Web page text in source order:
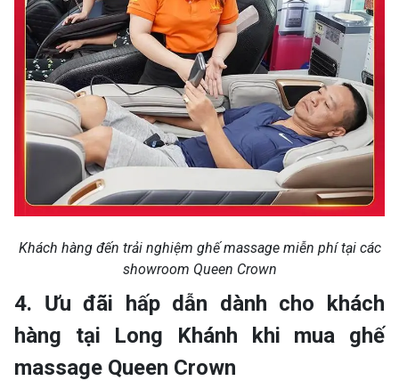
Khách hàng đến trải nghiệm ghế massage miễn phí tại các
showroom Queen Crown
4. Ưu đãi hấp dẫn dành cho khách
hàng tại Long Khánh khi mua ghế
massage Queen Crown